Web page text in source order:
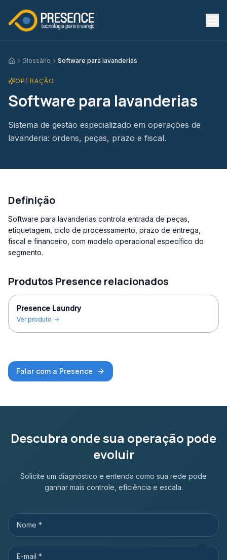
InícioGlossário Software para lavanderias
OPERAÇÃO
Software para lavanderias
Sistema de gestão especializado em operações de
lavanderia: ordens, peças, prazo e fiscal.
Definição
Software para lavanderias controla entrada de peças,
etiquetagem, ciclo de processamento, prazo de entrega,
fiscal e financeiro, com modelo operacional específico do
segmento.
Produtos Presence relacionados
Presence Laundry
Ver produto
Falar com a Presence
Descubra onde sua operação pode
evoluir
Solicite um diagnóstico e entenda como sua rede pode
ganhar mais controle, eficiência e escala.